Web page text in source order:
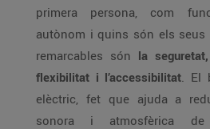
primera persona, com
autònom i quins són els seus
remarcables són la
flexibilitat i l’accessibilitat. El
elèctric, fet que ajuda a
sonora i atmosfèrica